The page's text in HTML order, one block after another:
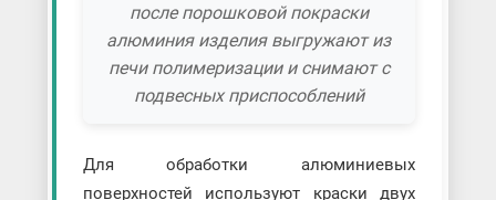
после порошковой покраски
алюминия изделия выгружают из
печи полимеризации и снимают с
подвесных приспособлений
Для обработки алюминиевых
поверхностей используют краски двух